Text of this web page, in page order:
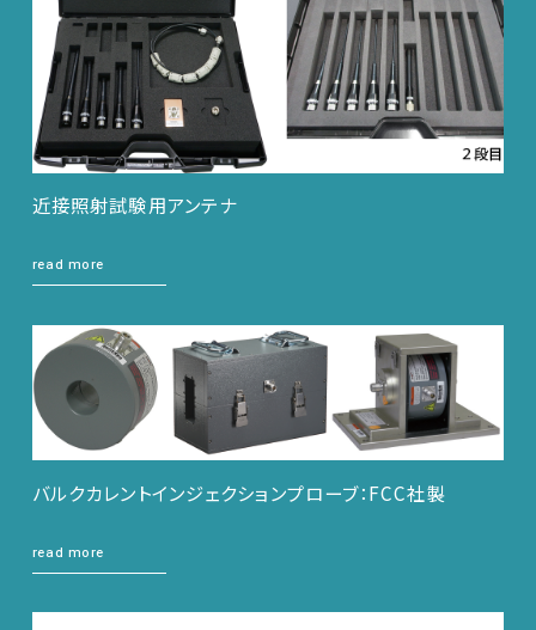
近接照射試験用アンテナ
read more
バルクカレントインジェクションプローブ：FCC社製
read more